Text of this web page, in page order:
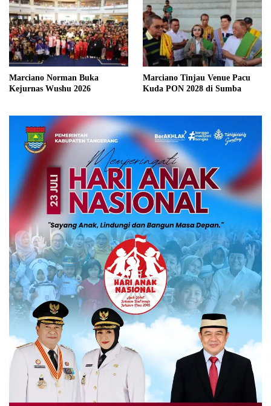
Marciano Norman Buka
Kejurnas Wushu 2026
Marciano Tinjau Venue Pacu
Kuda PON 2028 di Sumba